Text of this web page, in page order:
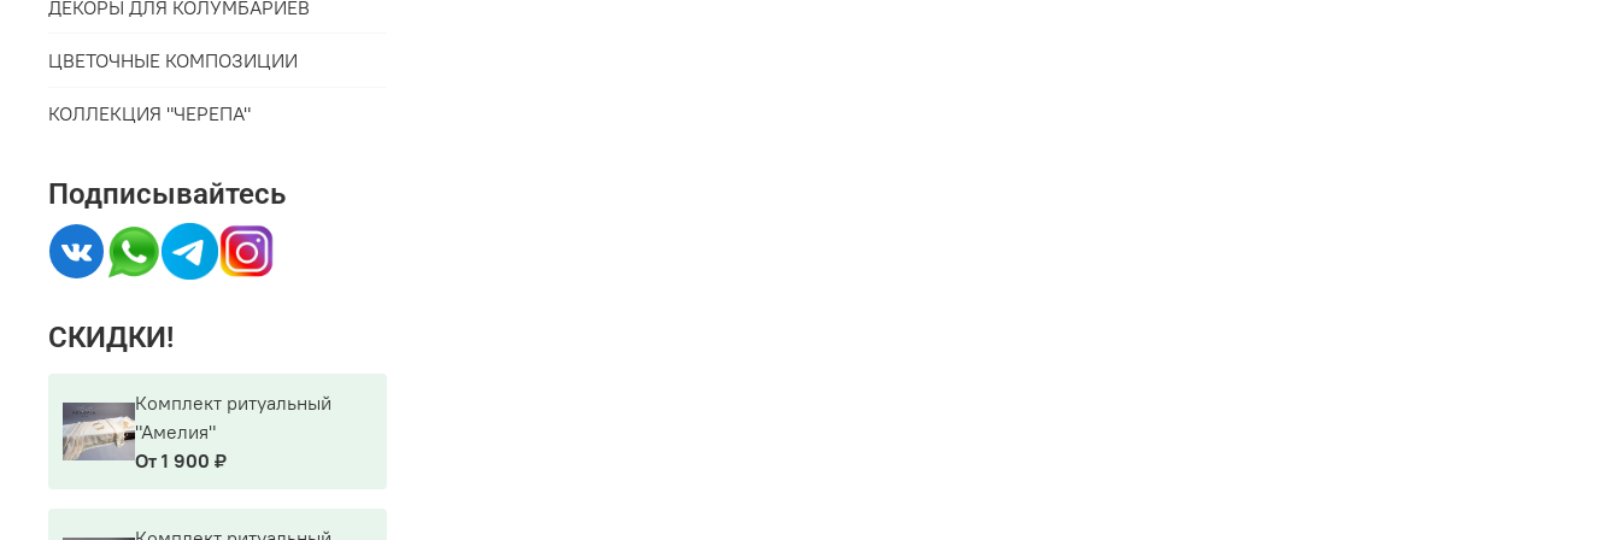
ДЕКОРЫ ДЛЯ КОЛУМБАРИЕВ
ЦВЕТОЧНЫЕ КОМПОЗИЦИИ
КОЛЛЕКЦИЯ "ЧЕРЕПА"
Подписывайтесь
СКИДКИ!
Комплект ритуальный
"Амелия"
От 1 900 ₽